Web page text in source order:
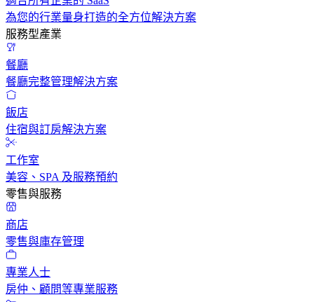
為您的行業量身打造的全方位解決方案
服務型產業
餐廳
餐廳完整管理解決方案
飯店
住宿與訂房解決方案
工作室
美容、SPA 及服務預約
零售與服務
商店
零售與庫存管理
專業人士
房仲、顧問等專業服務